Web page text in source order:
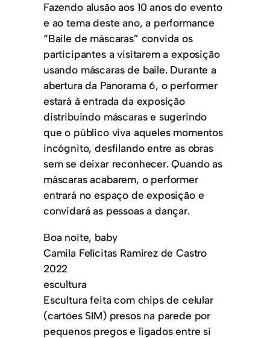
Fazendo alusão aos 10 anos do evento
e ao tema deste ano, a performance
“Baile de máscaras” convida os
participantes a visitarem a exposição
usando máscaras de baile. Durante a
abertura da Panorama 6, o performer
estará à entrada da exposição
distribuindo máscaras e sugerindo
que o público viva aqueles momentos
incógnito, desfilando entre as obras
sem se deixar reconhecer. Quando as
máscaras acabarem, o performer
entrará no espaço de exposição e
convidará as pessoas a dançar.
Boa noite, baby
Camila Felícitas Ramirez de Castro
2022
escultura
Escultura feita com chips de celular
(cartões SIM) presos na parede por
pequenos pregos e ligados entre si